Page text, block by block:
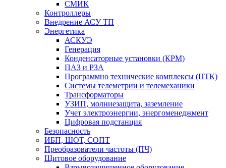
СМИК
Контроллеры
Внедрение АСУ ТП
Энергетика
АСКУЭ
Генерация
Конденсаторные установки (КРМ)
ПАЗ и РЗА
Программно технические комплексы (ПТК)
Системы телеметрии и телемеханики
Трансформаторы
УЗИП, молниезащита, заземление
Учет электроэнергии, энергоменеджмент
Цифровая подстанция
Безопасность
ИБП, ШОТ, СОПТ
Преобразователи частоты (ПЧ)
Щитовое оборудование